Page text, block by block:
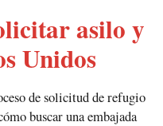
asilo y
Unidos
de solicitud de refugio
buscar una embajada